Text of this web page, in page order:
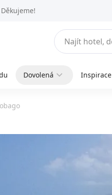
Dovolená Inspirace